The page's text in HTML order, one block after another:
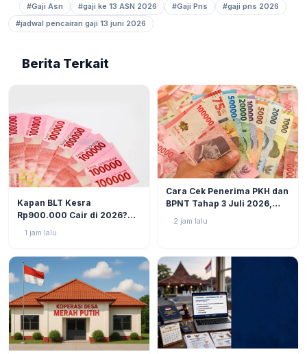
#Gaji Asn #gaji ke 13 ASN 2026 #Gaji Pns
#gaji pns 2026
#jadwal pencairan gaji 13 juni 2026
Berita Terkait
Kapan BLT Kesra
Rp900.000 Cair di 2026?
Simak Prediksi dan
Perkembangannya
1 jam lalu
Cara Cek Penerima PKH dan
BPNT Tahap 3 Juli 2026,
Bansos Sudah Mulai Cair!
2 jam lalu